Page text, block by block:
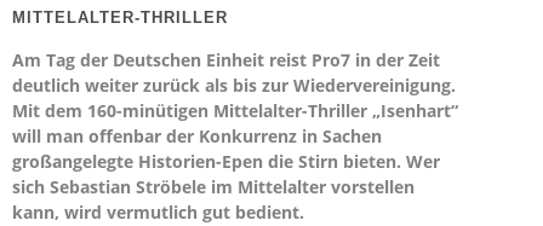
MITTELALTER-THRILLER
Am Tag der Deutschen Einheit reist Pro7 in der Zeit
deutlich weiter zurück als bis zur Wiedervereinigung.
Mit dem 160-minütigen Mittelalter-Thriller „Isenhart“
will man offenbar der Konkurrenz in Sachen
großangelegte Historien-Epen die Stirn bieten. Wer
sich Sebastian Ströbele im Mittelalter vorstellen
kann, wird vermutlich gut bedient.